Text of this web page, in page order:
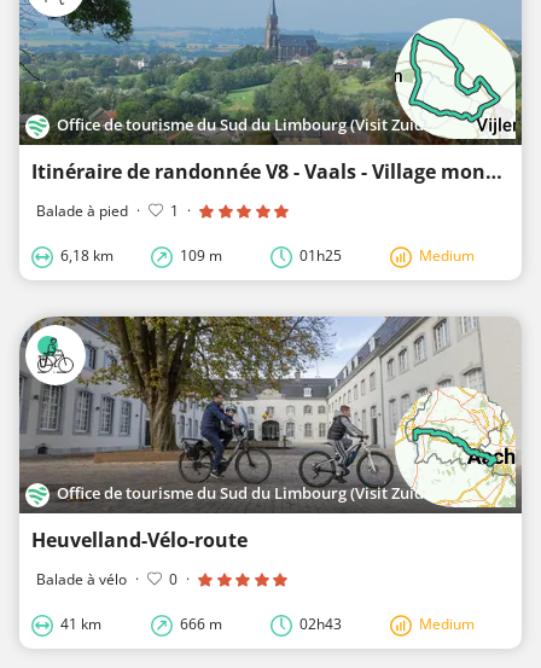
Office de tourisme du Sud du Limbourg (Visit Zuid-Limburg)
Itinéraire de randonnée V8 - Vaals - Village montagnard de Vijlen 1
Balade à pied · 1 ·
6,18 km 109 m 01h25 Medium
Office de tourisme du Sud du Limbourg (Visit Zuid-Limburg)
Heuvelland-Vélo-route
Balade à vélo · 0 ·
41 km 666 m 02h43 Medium